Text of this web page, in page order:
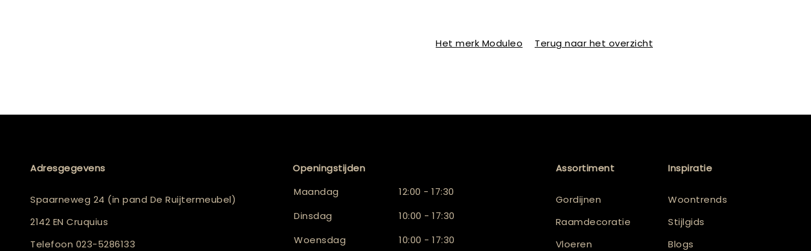
Het merk Moduleo Terug naar het overzicht
Adresgegevens
Spaarneweg 24 (in pand De Ruijtermeubel)
2142 EN Cruquius
Telefoon 023-5286133
Openingstijden
Maandag
12:00 - 17:30
Dinsdag
10:00 - 17:30
Woensdag
10:00 - 17:30
Assortiment
Gordijnen
Raamdecoratie
Vloeren
Inspiratie
Woontrends
Stijlgids
Blogs